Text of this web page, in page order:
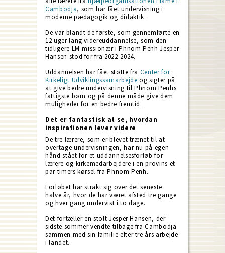
Cambodja, som har fået undervisning i
moderne pædagogik og didaktik.
De var blandt de første, som gennemførte en
12 uger lang videreuddannelse, som den
tidligere LM-missionær i Phnom Penh Jesper
Hansen stod for fra 2022-2024.
Uddannelsen har fået støtte fra Center for
Kirkeligt Udviklingssamarbejde og sigter på
at give bedre undervisning til Phnom Penhs
fattigste børn og på denne måde give dem
muligheder for en bedre fremtid.
Det er fantastisk at se, hvordan
inspirationen lever videre
De tre lærere, som er blevet trænet til at
overtage undervisningen, har nu på egen
hånd stået for et uddannelsesforløb for
lærere og kirkemedarbejdere i en provins et
par timers kørsel fra Phnom Penh.
Forløbet har strakt sig over det seneste
halve år, hvor de har været afsted tre gange
og hver gang undervist i to dage.
Det fortæller en stolt Jesper Hansen, der
sidste sommer vendte tilbage fra Cambodja
sammen med sin familie efter tre års arbejde
i landet.